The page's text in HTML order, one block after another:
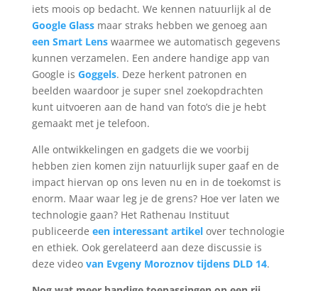
iets moois op bedacht. We kennen natuurlijk al de
Google Glassmaar straks hebben we genoeg aan
een Smart Lenswaarmee we automatisch gegevens
kunnen verzamelen. Een andere handige app van
Google is Goggels. Deze herkent patronen en
beelden waardoor je super snel zoekopdrachten
kunt uitvoeren aan de hand van foto’s die je hebt
gemaakt met je telefoon.
Alle ontwikkelingen en gadgets die we voorbij
hebben zien komen zijn natuurlijk super gaaf en de
impact hiervan op ons leven nu en in de toekomst is
enorm. Maar waar leg je de grens? Hoe ver laten we
technologie gaan? Het Rathenau Instituut
publiceerde een interessant artikelover technologie
en ethiek. Ook gerelateerd aan deze discussie is
deze video van Evgeny Moroznov tijdens DLD 14.